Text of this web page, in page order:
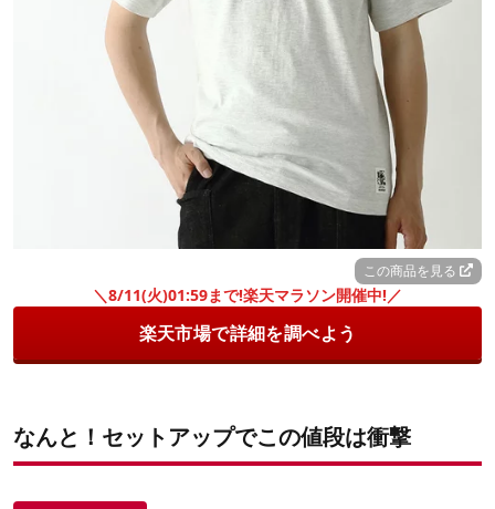
この商品を見る
＼8/11(火)01:59まで!楽天マラソン開催中!／
楽天市場で詳細を調べよう
なんと！セットアップでこの値段は衝撃